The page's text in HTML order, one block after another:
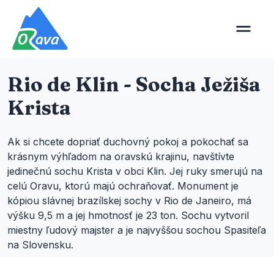
Rio de Klin - Socha Ježiša
Krista
Ak si chcete dopriať duchovný pokoj a pokochať sa
krásnym výhľadom na oravskú krajinu, navštívte
jedinečnú sochu Krista v obci Klin. Jej ruky smerujú na
celú Oravu, ktorú majú ochraňovať. Monument je
kópiou slávnej brazílskej sochy v Rio de Janeiro, má
výšku 9,5 m a jej hmotnosť je 23 ton. Sochu vytvoril
miestny ľudový majster a je najvyššou sochou Spasiteľa
na Slovensku.